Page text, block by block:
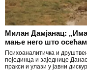
Милан Дамјанац:
мање него што
Психоаналитичка и
појединца и заједнице
пракси и улази у јавни